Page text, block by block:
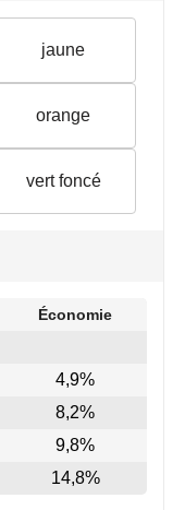
jaune
orange
vert foncé
Économie
4,9%
8,2%
9,8%
14,8%